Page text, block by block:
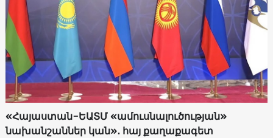
«Հայաստան-ԵԱՏՄ «ամուսնալուծության»
նախանշաններ կան»․ հայ քաղաքագետ